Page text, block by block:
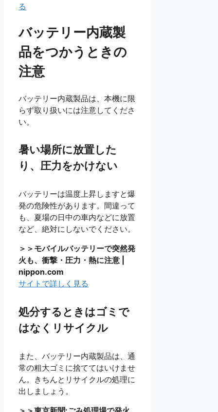
る
バッテリー内蔵製
品をつかうときの
注意
バッテリー内蔵製品は、本機に限
らず取り扱いには注意してくださ
い。
暑い場所に放置した
り、圧力をかけない
バッテリーは温度上昇しますと爆
発の危険性があります。間違って
も、夏場の日中の車内などに放置
など、絶対にしないでください。
＞＞モバイルバッテリーで突然発
火も、衝撃・圧力・熱に注意 |
nippon.com
サイトで詳しく見る
処分するときはゴミで
はなくリサイクル
また、バッテリー内蔵製品は、通
常の粗大ゴミに捨ててはいけませ
ん。きちんとリサイクルの処理に
出しましょう。